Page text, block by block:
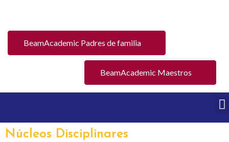
BeamAcademic Padres de familia
BeamAcademic Maestros
Núcleos Disciplinares